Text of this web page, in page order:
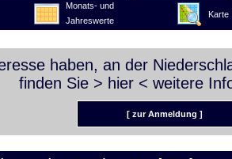
Monats- und
Jahreswerte
Karte
haben, an der
finden Sie > hier < weitere
[ zur Anmeldung ]